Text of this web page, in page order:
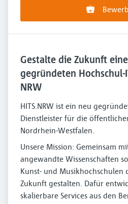
Gestalte die Zukunft
gegründeten
NRW
HITS.NRW ist ein neu
Dienstleister für die
Nordrhein-Westfalen.
Unsere Mission: Gemeinsam
angewandte Wissenschaften
Kunst- und Musikhochschulen
Zukunft gestalten. Dafür
skalierbare Services aus den